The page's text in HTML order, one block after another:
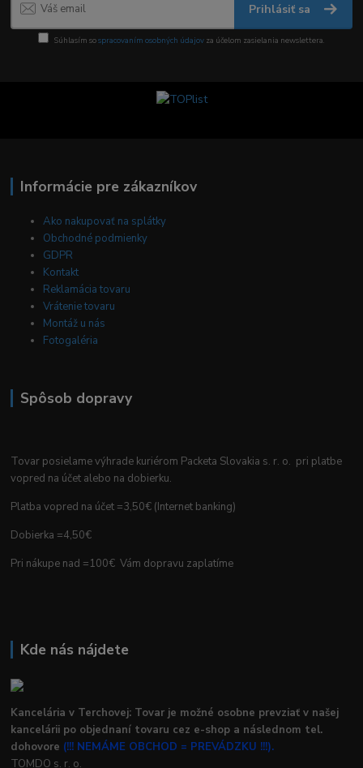
Prihlásiť sa
Súhlasím sospracovaním osobných údajov za účelom zasielania newslettera.
Informácie pre zákazníkov
Ako nakupovať na splátky
Obchodné podmienky
GDPR
Kontakt
Reklamácia tovaru
Vrátenie tovaru
Montáž u nás
Fotogaléria
Spôsob dopravy
Tovar posielame výhrade kuriérom Packeta Slovakia s. r. o. pri platbe
vopred na účet alebo na dobierku.
Platba vopred na účet =3,50€ (Internet banking)
Dobierka =4,50€
Pri nákupe nad =100€ Vám dopravu zaplatíme
Kde nás nájdete
Kancelária v Terchovej: Tovar je možné osobne prevziať v našej
kancelárii po objednaní tovaru cez e-shop a následnom tel.
dohovore (!!! NEMÁME OBCHOD = PREVÁDZKU !!!).
TOMDO s. r. o.